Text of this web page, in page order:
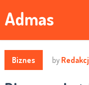
Admas
Biznes by